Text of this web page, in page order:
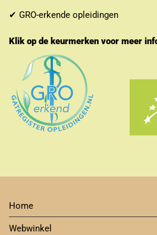
✔ GRO-erkende opleidingen
Klik op de keurmerken voor meer
Home
Webwinkel